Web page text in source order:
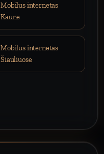
Mobilus internetas
Kaune
Mobilus internetas
Šiauliuose